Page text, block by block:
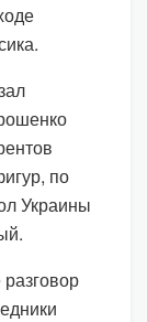
по
Украины